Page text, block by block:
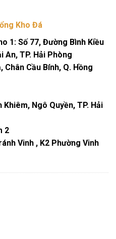
Kho Đá
1:Số 77, Đường Bình Kiều
An, TP. Hải Phòng
Cầu Bính, Q. Hồng
Ngô Quyền, TP. Hải
2
Vinh , K2 Phường Vinh